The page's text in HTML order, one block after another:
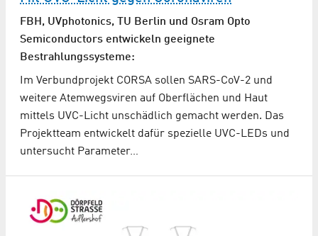
FBH, UVphotonics, TU Berlin und Osram Opto
Semiconductors entwickeln geeignete
Bestrahlungssysteme:
Im Verbundprojekt CORSA sollen SARS-CoV-2 und
weitere Atemwegsviren auf Oberflächen und Haut
mittels UVC-Licht unschädlich gemacht werden. Das
Projektteam entwickelt dafür spezielle UVC-LEDs und
untersucht Parameter…